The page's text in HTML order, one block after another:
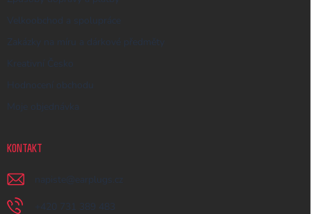
Velkoobchod a spolupráce
Zakázky na míru a dárkové předměty
Kreativní Česko
Hodnocení obchodu
Moje objednávka
KONTAKT
napiste @ earplugs.cz
+420 731 389 483